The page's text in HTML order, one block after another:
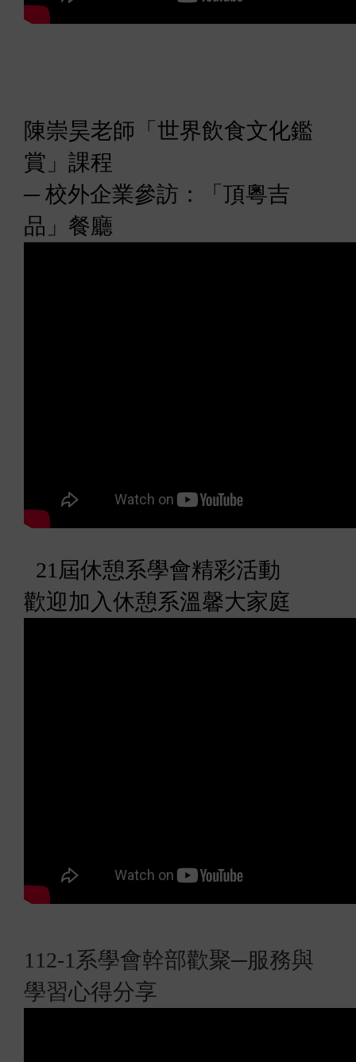
陳崇昊老師「世界飲食文化鑑
賞」 課程
─ 校外企業參訪 ： 「 頂粵吉
品 」 餐廳
21 屆休憩系學會精彩活動
歡迎加入休憩系溫馨大家庭
112-1 系學會幹部歡聚─服務與
學習心得分享